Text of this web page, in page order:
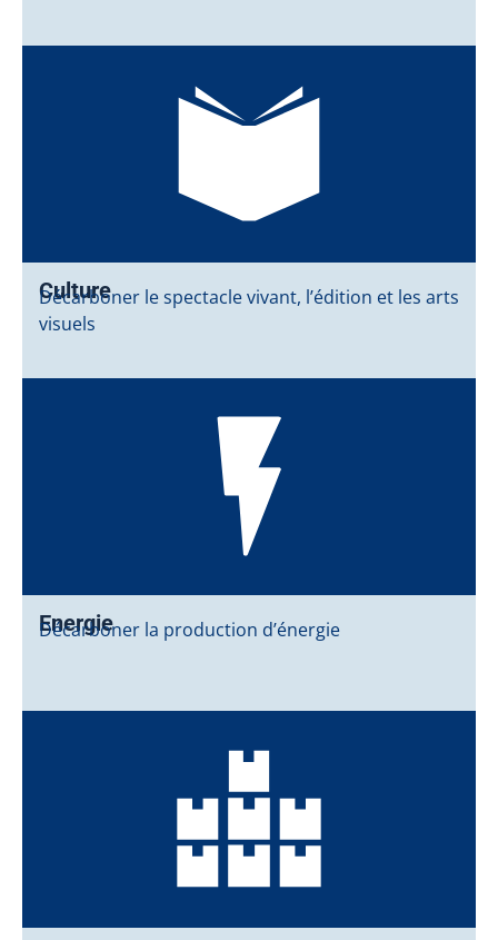
Culture
Décarboner le spectacle vivant, l’édition et les arts
visuels
Energie
Décarboner la production d’énergie